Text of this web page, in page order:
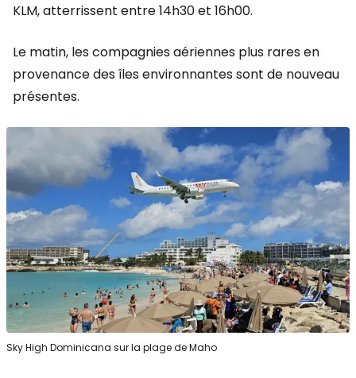
KLM, atterrissent entre 14h30 et 16h00.
Le matin, les compagnies aériennes plus rares en
provenance des îles environnantes sont de nouveau
présentes.
Sky High Dominicana sur la plage de Maho